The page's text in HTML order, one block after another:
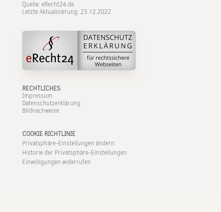
Quelle: eRecht24.de
Letzte Aktualisierung: 23.12.2022
RECHTLICHES
Impressum
Datenschutzerklärung
Bildnachweise
COOKIE RICHTLINIE
Privatsphäre-Einstellungen ändern
Historie der Privatsphäre-Einstellungen
Einwilligungen widerrufen